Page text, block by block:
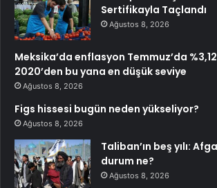
Sertifikayla Taçlandı
Ağustos 8, 2026
Meksika’da enflasyon Temmuz’da
2020’den bu yana en düşük seviye
Ağustos 8, 2026
Figs hissesi bugün neden yükseliyor?
Ağustos 8, 2026
Taliban’ın beş yılı:
durum ne?
Ağustos 8, 2026